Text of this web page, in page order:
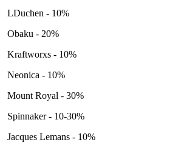
LDuchen - 10%
Obaku - 20%
Kraftworxs - 10%
Neonica - 10%
Mount Royal - 30%
Spinnaker - 10-30%
Jacques Lemans - 10%